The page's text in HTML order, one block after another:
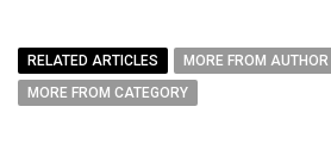
RELATED ARTICLES
MORE FROM AUTHOR
MORE FROM CATEGORY